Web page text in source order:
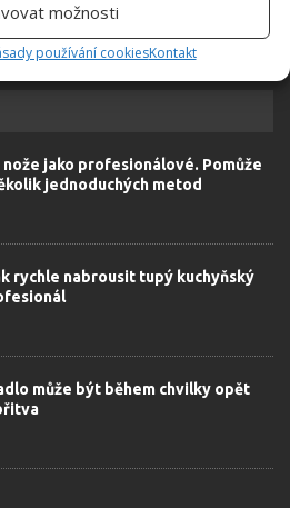
možnosti
používání cookiesKontakt
nože jako profesionálové. Pomůže
jednoduchých metod
rychle nabrousit tupý kuchyňský
může být během chvilky opět